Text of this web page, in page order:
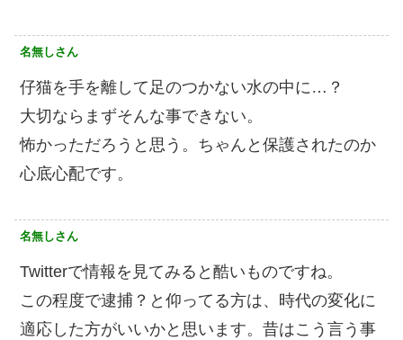
名無しさん
仔猫を手を離して足のつかない水の中に…？
大切ならまずそんな事できない。
怖かっただろうと思う。ちゃんと保護されたのか
心底心配です。
名無しさん
Twitterで情報を見てみると酷いものですね。
この程度で逮捕？と仰ってる方は、時代の変化に
適応した方がいいかと思います。昔はこう言う事